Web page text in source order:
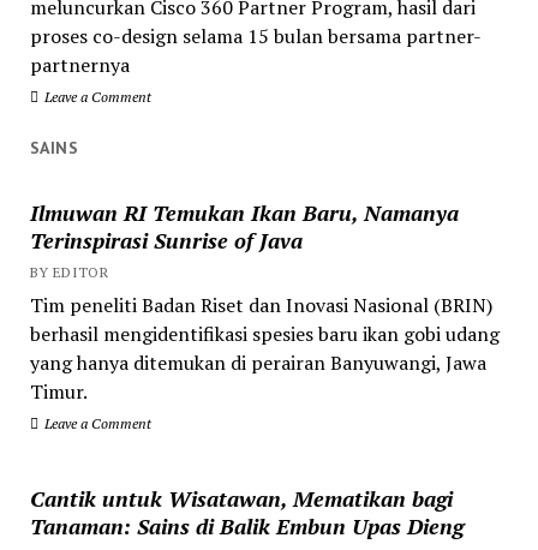
meluncurkan Cisco 360 Partner Program, hasil dari
proses co-design selama 15 bulan bersama partner-
partnernya
Leave a Comment
SAINS
Ilmuwan RI Temukan Ikan Baru, Namanya
Terinspirasi Sunrise of Java
BY EDITOR
Tim peneliti Badan Riset dan Inovasi Nasional (BRIN)
berhasil mengidentifikasi spesies baru ikan gobi udang
yang hanya ditemukan di perairan Banyuwangi, Jawa
Timur.
Leave a Comment
Cantik untuk Wisatawan, Mematikan bagi
Tanaman: Sains di Balik Embun Upas Dieng